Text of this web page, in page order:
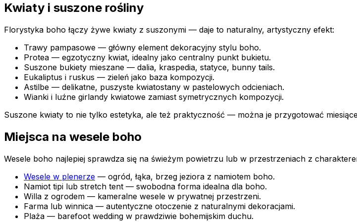
Kwiaty i suszone rośliny
Florystyka boho łączy żywe kwiaty z suszonymi — daje to naturalny, artystyczny efekt:
Trawy pampasowe — główny element dekoracyjny stylu boho.
Protea — egzotyczny kwiat, idealny jako centralny punkt bukietu.
Suszone bukiety mieszane — dalia, kraspedia, statyce, bunny tails.
Eukaliptus i ruskus — zieleń jako baza kompozycji.
Astilbe — delikatne, puszyste kwiatostany w pastelowych odcieniach.
Wianki i luźne girlandy kwiatowe zamiast symetrycznych kompozycji.
Suszone kwiaty to nie tylko estetyka, ale też praktyczność — można je przygotować
Miejsca na wesele boho
Wesele boho najlepiej sprawdza się na świeżym powietrzu lub w przestrzeniach z
Wesele w plenerze — ogród, łąka, brzeg jeziora z namiotem boho.
Namiot tipi lub stretch tent — swobodna forma idealna dla boho.
Willa z ogrodem — kameralne wesele w prywatnej przestrzeni.
Farma lub winnica — autentyczne otoczenie z naturalnymi dekoracjami.
Plaża — barefoot wedding w prawdziwie bohemijskim duchu.